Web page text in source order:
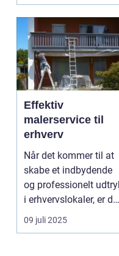
Effektiv
malerservice til
erhverv
Når det kommer til at
skabe et indbydende
og professionelt
i erhvervslokaler, er det
af...
09 juli 2025